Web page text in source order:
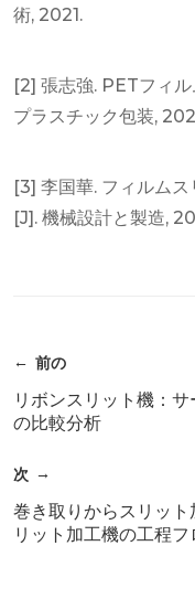
術, 2021.
[2] 張志強. PETフィ
プラスチック包装,
[3] 李国華. フィルム
[J]. 機械設計と製造,
前の
リボンスリット機：
の比較分析
次
巻き取りからスリッ
リット加工機の工程